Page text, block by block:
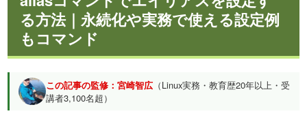
る方法｜永続化や実務で使える設定例
もコマンド
この記事の監修：宮崎智広 （Linux実務・教育歴20年以上・受
講者3,100名超）